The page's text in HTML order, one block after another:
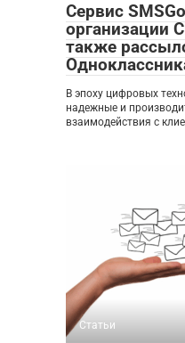
Сервис
организации
также
В эпоху цифровых
надежные и
взаимодействия с
Статьи